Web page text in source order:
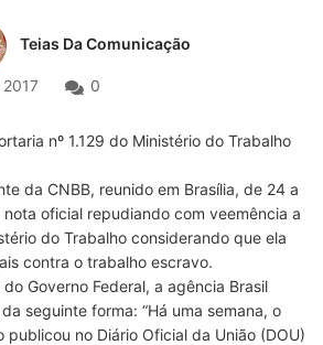
Teias Da Comunicação
0
da CNBB, reunido em Brasília, de 24 a
oficial repudiando com veemência a
do Trabalho considerando que ela
contra o trabalho escravo.
Governo Federal, a agência Brasil
seguinte forma: “Há uma semana, o
publicou no Diário Oficial da União (DOU)